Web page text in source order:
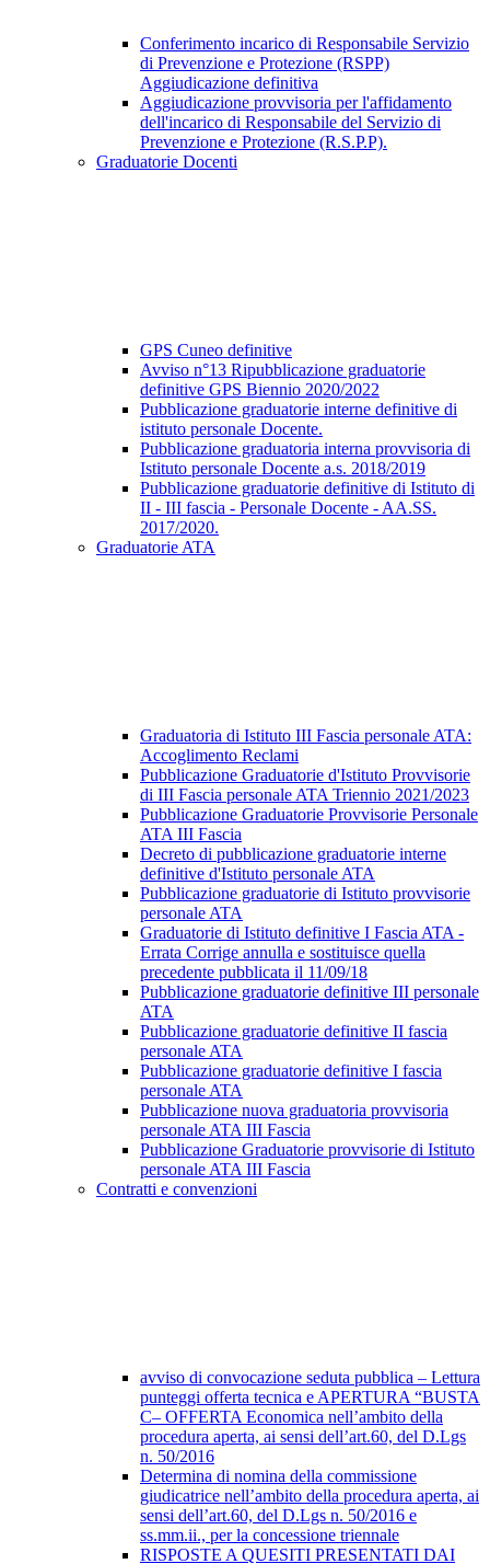
Conferimento incarico di Responsabile Servizio
di Prevenzione e Protezione (RSPP)
Aggiudicazione definitiva
Aggiudicazione provvisoria per l'affidamento
dell'incarico di Responsabile del Servizio di
Prevenzione e Protezione (R.S.P.P).
Graduatorie Docenti
GPS Cuneo definitive
Avviso n°13 Ripubblicazione graduatorie
definitive GPS Biennio 2020/2022
Pubblicazione graduatorie interne definitive di
istituto personale Docente.
Pubblicazione graduatoria interna provvisoria di
Istituto personale Docente a.s. 2018/2019
Pubblicazione graduatorie definitive di Istituto di
II - III fascia - Personale Docente - AA.SS.
2017/2020.
Graduatorie ATA
Graduatoria di Istituto III Fascia personale ATA:
Accoglimento Reclami
Pubblicazione Graduatorie d'Istituto Provvisorie
di III Fascia personale ATA Triennio 2021/2023
Pubblicazione Graduatorie Provvisorie Personale
ATA III Fascia
Decreto di pubblicazione graduatorie interne
definitive d'Istituto personale ATA
Pubblicazione graduatorie di Istituto provvisorie
personale ATA
Graduatorie di Istituto definitive I Fascia ATA -
Errata Corrige annulla e sostituisce quella
precedente pubblicata il 11/09/18
Pubblicazione graduatorie definitive III personale
ATA
Pubblicazione graduatorie definitive II fascia
personale ATA
Pubblicazione graduatorie definitive I fascia
personale ATA
Pubblicazione nuova graduatoria provvisoria
personale ATA III Fascia
Pubblicazione Graduatorie provvisorie di Istituto
personale ATA III Fascia
Contratti e convenzioni
avviso di convocazione seduta pubblica – Lettura
punteggi offerta tecnica e APERTURA “BUSTA
C– OFFERTA Economica nell’ambito della
procedura aperta, ai sensi dell’art.60, del D.Lgs
n. 50/2016
Determina di nomina della commissione
giudicatrice nell’ambito della procedura aperta, ai
sensi dell’art.60, del D.Lgs n. 50/2016 e
ss.mm.ii., per la concessione triennale
RISPOSTE A QUESITI PRESENTATI DAI